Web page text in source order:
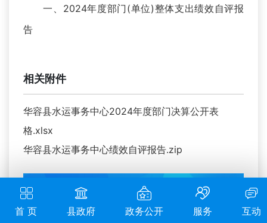
首 页 县政府 政务公开 服务 互动
一、2024年度部门(单位)整体支出绩效自评报
告
相关附件
华容县水运事务中心2024年度部门决算公开表
格.xlsx
华容县水运事务中心绩效自评报告.zip